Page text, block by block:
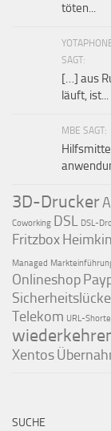
töten...
SAGT:
[…] aus
läuft, ist...
MBE SAGT:
3D-Drucker
Coworking DSL DSL-
Fritzbox
Managed
Onlineshop
Sicherheitslücke
Telekom URL-
Xentos
SUCHE